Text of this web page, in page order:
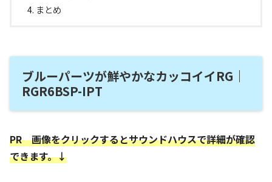
まとめ
ブルーパーツが鮮やかなカッコイイRG｜
RGR6BSP-IPT
PR 画像をクリックするとサウンドハウスで詳細が確認
できます。↓